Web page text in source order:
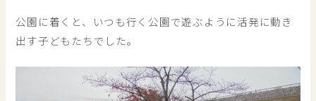
公園に着くと、いつも行く公園で遊ぶように活発に動き
出す子どもたちでした。